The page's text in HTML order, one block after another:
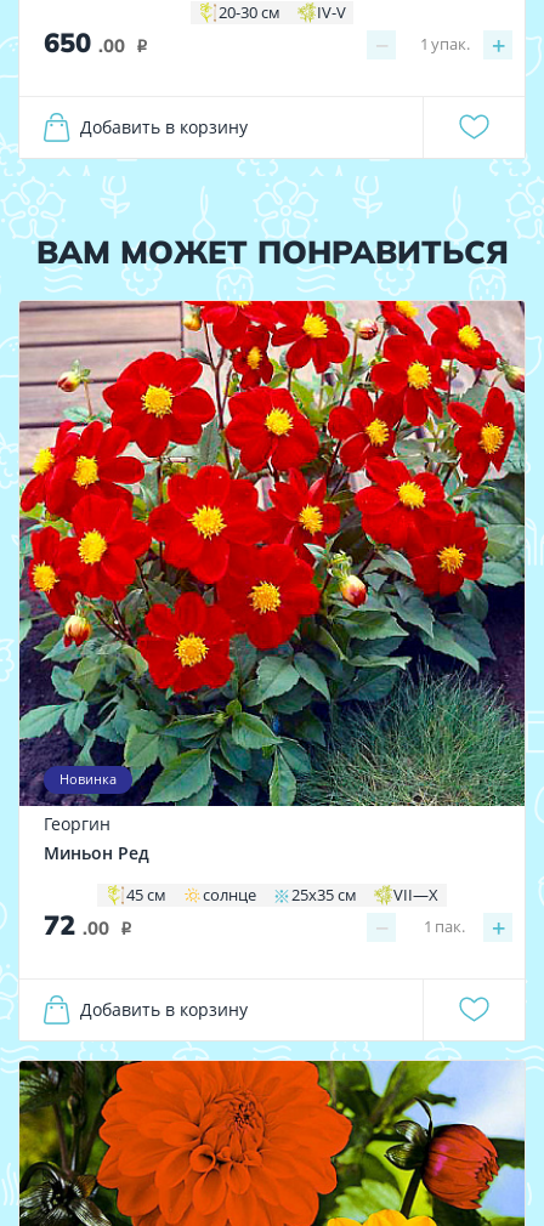
20-30 см IV-V
650 .00 i − +
1 упак.
Добавить в корзину
ВАМ МОЖЕТ ПОНРАВИТЬСЯ
Новинка
Георгин
Миньон Ред
45 см солнце 25х35 см VII—X
72 .00 i − +
1 пак.
Добавить в корзину